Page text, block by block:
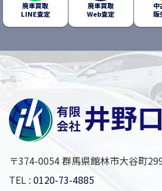
廃車買取
LINE査定
廃車買取
Web査定
中
販
〒374-0054 群馬県館林市大谷町
TEL : 0120-73-4885